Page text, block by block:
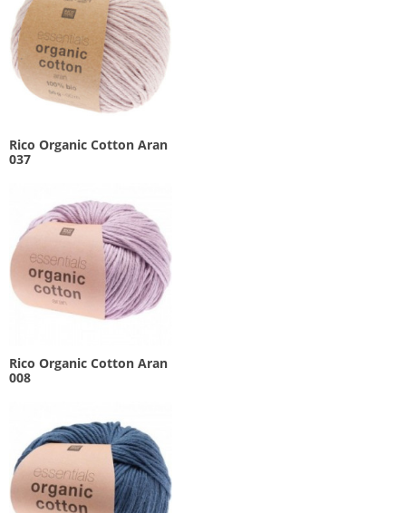
Rico Organic Cotton Aran
037
Rico Organic Cotton Aran
008